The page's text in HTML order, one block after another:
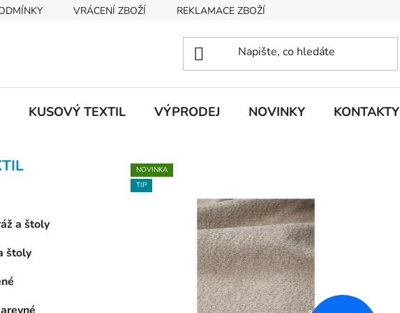
VRÁCENÍ ZBOŽÍ REKLAMACE ZBOŽÍ
KUSOVÝ TEXTIL VÝPRODEJ NOVINKY KONTAKTY
a štoly
štoly
NOVINKA
TIP